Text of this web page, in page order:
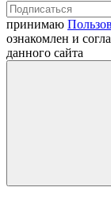
принимаю
ознакомлен и
данного сайта